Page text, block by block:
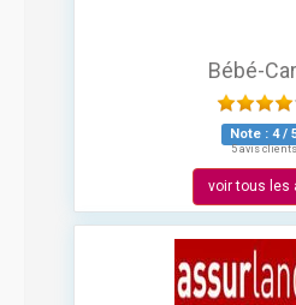
Bébé-
Note : 4/
5 avis clients
voir tous les